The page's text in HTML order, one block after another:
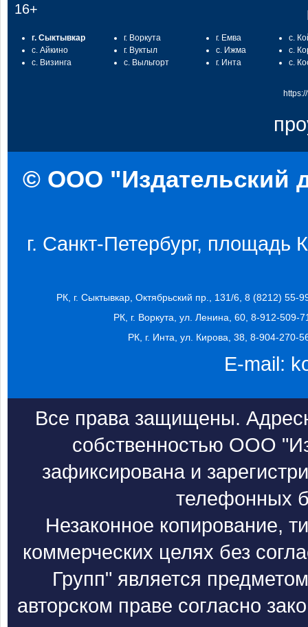
16+
г. Сыктывкар
с. Айкино
с. Визинга
г. Воркута
г. Вуктыл
с. Выльгорт
г. Емва
с. Ижма
г. Инта
с.
с.
с.
© ООО "Издательский
г. Санкт-Петербург, площадь
РК, г. Сыктывкар, Октябрьский пр., 131/6, 8 (8212) 55-
РК, г. Воркута, ул. Ленина, 60, 8-912-509-
РК, г. Инта, ул. Кирова, 38, 8-904-270-
E-mail:
Все права защищены.
собственностью ООО
зафиксирована и
телефонных
Незаконное копирование,
коммерческих целях без
Групп" является
авторском праве согласно